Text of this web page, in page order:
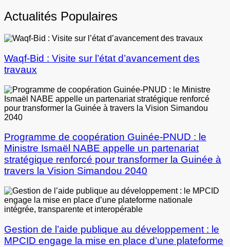
Actualités Populaires
Waqf-Bid : Visite sur l’état d’avancement des
travaux
Programme de coopération Guinée-PNUD : le
Ministre Ismaël NABE appelle un partenariat
stratégique renforcé pour transformer la Guinée à
travers la Vision Simandou 2040
Gestion de l’aide publique au développement : le
MPCID engage la mise en place d’une plateforme